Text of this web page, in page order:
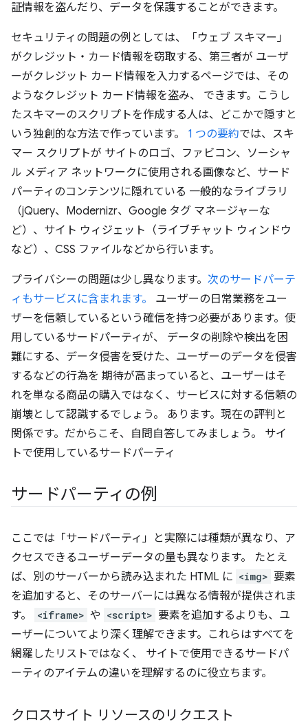
証情報を盗んだり、データを保護することができます。
セキュリティの問題の例としては、「ウェブ スキマー」
がクレジット・カード情報を窃取する、第三者が ユーザ
ーがクレジット カード情報を入力するページでは、その
ようなクレジット カード情報を盗み、 できます。こうし
たスキマーのスクリプトを作成する人は、どこかで隠すと
いう独創的な方法で作っています。 1 つの要約では、スキ
マー スクリプトが サイトのロゴ、ファビコン、ソーシャ
ル メディア ネットワークに使用される画像など、サード
パーティのコンテンツに隠れている 一般的なライブラリ
（jQuery、Modernizr、Google タグ マネージャーな
ど）、サイト ウィジェット（ライブチャット ウィンドウ
など）、CSS ファイルなどから行います。
プライバシーの問題は少し異なります。 次のサードパーテ
ィもサービスに含まれます。
ユーザーの日常業務をユー
ザーを信頼しているという確信を持つ必要があります。 使
用しているサードパーティが、 データの削除や検出を困
難にする、データ侵害を受けた、ユーザーのデータを侵害
するなどの行為を 期待が高まっていると、ユーザーはそ
れを単なる商品の購入ではなく、 サービスに対する信頼の
崩壊として認識するでしょう。 あります。現在の評判と
関係です。だからこそ、自問自答してみましょう。 サイ
トで使用しているサードパーティ
サードパーティの例
ここでは「サードパーティ」と実際には種類が異なり、ア
クセスできるユーザーデータの量も異なります。 たとえ
ば、別のサーバーから読み込まれた HTML に <img> 要素
を追加すると、そのサーバーには異なる情報が提供されま
す。
<iframe> や <script> 要素を追加するよりも、ユ
ーザーについてより深く理解できます。これらはすべてを
網羅したリストではなく、 サイトで使用できるサードパ
ーティのアイテムの違いを理解するのに役立ちます。
クロスサイト リソースのリクエスト